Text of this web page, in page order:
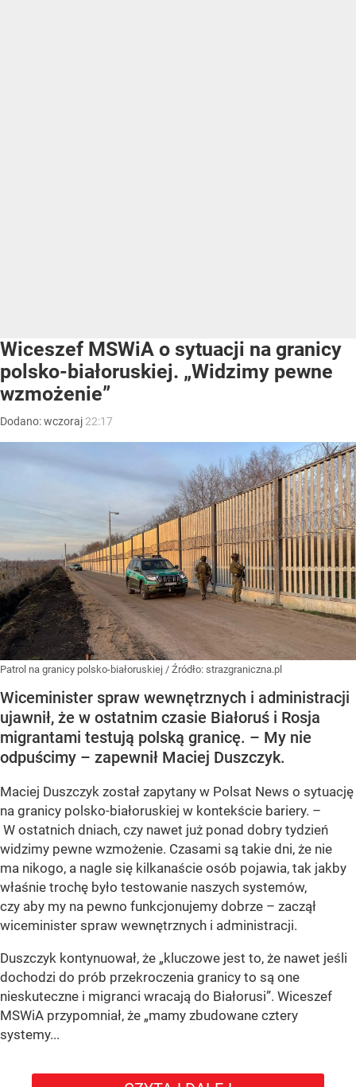
Wiceszef MSWiA o sytuacji na granicy
polsko-białoruskiej. „Widzimy pewne
wzmożenie”
Dodano:wczoraj 22:17
Patrol na granicy polsko-białoruskiej / Źródło: strazgraniczna.pl
Wiceminister spraw wewnętrznych i administracji
ujawnił, że w ostatnim czasie Białoruś i Rosja
migrantami testują polską granicę. – My nie
odpuścimy – zapewnił Maciej Duszczyk.
Maciej Duszczyk został zapytany w Polsat News o sytuację
na granicy polsko-białoruskiej w kontekście bariery. –
W ostatnich dniach, czy nawet już ponad dobry tydzień
widzimy pewne wzmożenie. Czasami są takie dni, że nie
ma nikogo, a nagle się kilkanaście osób pojawia, tak jakby
właśnie trochę było testowanie naszych systemów,
czy aby my na pewno funkcjonujemy dobrze – zaczął
wiceminister spraw wewnętrznych i administracji.
Duszczyk kontynuował, że „kluczowe jest to, że nawet jeśli
dochodzi do prób przekroczenia granicy to są one
nieskuteczne i migranci wracają do Białorusi”. Wiceszef
MSWiA przypomniał, że „mamy zbudowane cztery
systemy...